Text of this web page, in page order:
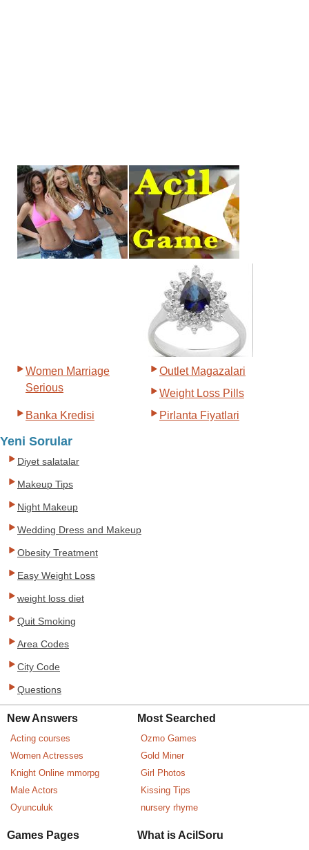
Women Marriage
Serious
Outlet Magazalari
Weight Loss Pills
Banka Kredisi
Pirlanta Fiyatlari
Yeni Sorular
Diyet salatalar
Makeup Tips
Night Makeup
Wedding Dress and Makeup
Obesity Treatment
Easy Weight Loss
weight loss diet
Quit Smoking
Area Codes
City Code
Questions
New Answers
Acting courses
Women Actresses
Knight Online mmorpg
Male Actors
Oyunculuk
Most Searched
Ozmo Games
Gold Miner
Girl Photos
Kissing Tips
nursery rhyme
Games Pages What is AcilSoru